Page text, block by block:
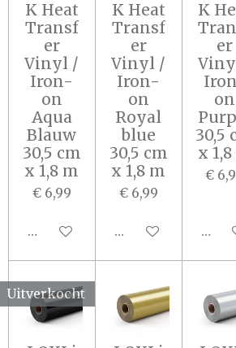
K Heat
Transf
er
Vinyl /
Iron-
on
Aqua
Blauw
30,5 cm
x 1,8 m
€ 6,99
In winkelwagen
K Heat
Transf
er
Vinyl /
Iron-
on
Royal
blue
30,5 cm
x 1,8 m
€ 6,99
In winkelwagen
K
er
on
30,5
x
€
In
Uitverkocht